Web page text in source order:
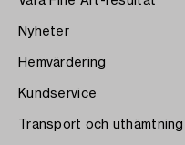
Nyheter
Hemvärdering
Kundservice
Transport och uthämtning